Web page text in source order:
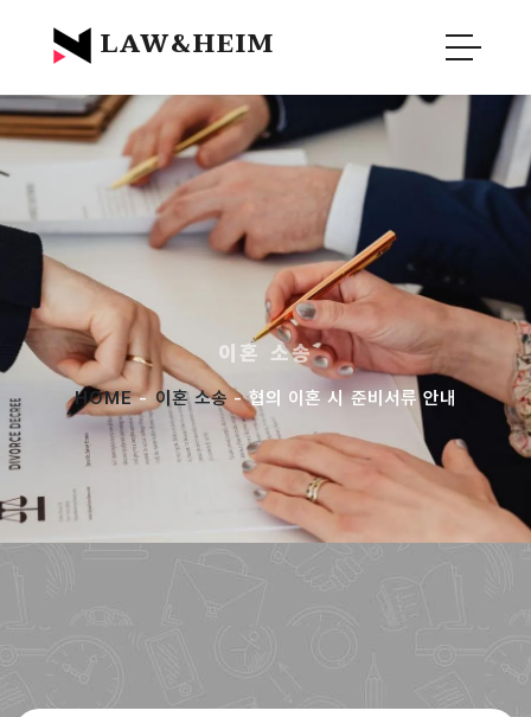
LAW&HEIM
이혼 소송
HOME- 이혼 소송- 협의 이혼 시 준비서류 안내